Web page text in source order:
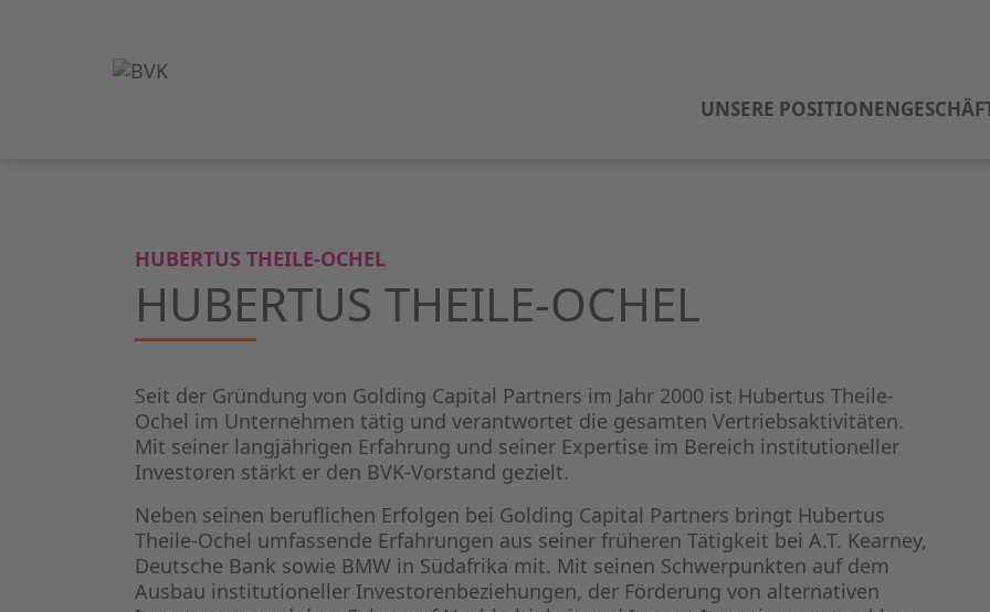
UNSERE POSITIONEN
HUBERTUS THEILE-OCHEL
HUBERTUS THEILE-OCHEL
Seit der Gründung von Golding Capital Partners im Jahr 2000 ist Hubertus Theile-
Ochel im Unternehmen tätig und verantwortet die gesamten Vertriebsaktivitäten.
Mit seiner langjährigen Erfahrung und seiner Expertise im Bereich institutioneller
Investoren stärkt er den BVK-Vorstand gezielt.
Neben seinen beruflichen Erfolgen bei Golding Capital Partners bringt Hubertus
Theile-Ochel umfassende Erfahrungen aus seiner früheren Tätigkeit bei A.T. Kearney,
Deutsche Bank sowie BMW in Südafrika mit. Mit seinen Schwerpunkten auf dem
Ausbau institutioneller Investorenbeziehungen, der Förderung von alternativen